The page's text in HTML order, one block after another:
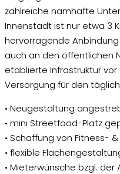
zahlreiche namhafte
Innenstadt ist nur etwa 3
hervorragende
auch an den öffentlichen
etablierte Infrastruktur
Versorgung für den
• Neugestaltung
• mini Streetfood-Platz
• Schaffung von Fitness-
• flexible
• Mieterwünsche bzgl.